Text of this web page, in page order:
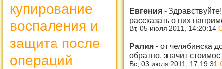
купирование
воспаления и
защита после
операций
Евгения -
рассказать о них
Вт, 05 июля 2011, 14:20:14
Ралия - от челябинска
обратно. значит
Вс, 03 июля 2011, 17:19:31